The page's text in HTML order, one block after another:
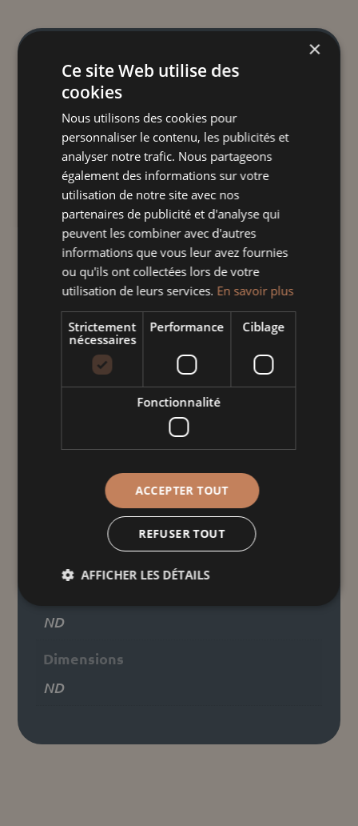
CIGOGNE
12,00€–37,00€Plage
de
prix :
12,00 €
à
37,00 €
TTC
"Bien plus qu'un emblème"
Kougelhopf fabriqué et décoré à la main,
dans notre atelier à Soufflenheim en
Alsace.
Compatible lave-vaisselle, micro-onde et
four.
cigogne
Informations
complémentaires
ND
Dimensions
ND
×
Ce site Web utilise des
cookies
Nous utilisons des cookies pour
personnaliser le contenu, les publicités et
analyser notre trafic. Nous partageons
également des informations sur votre
utilisation de notre site avec nos
partenaires de publicité et d'analyse qui
peuvent les combiner avec d'autres
informations que vous leur avez fournies
ou qu'ils ont collectées lors de votre
utilisation de leurs services. En savoir plus
Strictement
nécessaires
Performance Ciblage
Fonctionnalité
ACCEPTER TOUT
REFUSER TOUT
AFFICHER LES DÉTAILS